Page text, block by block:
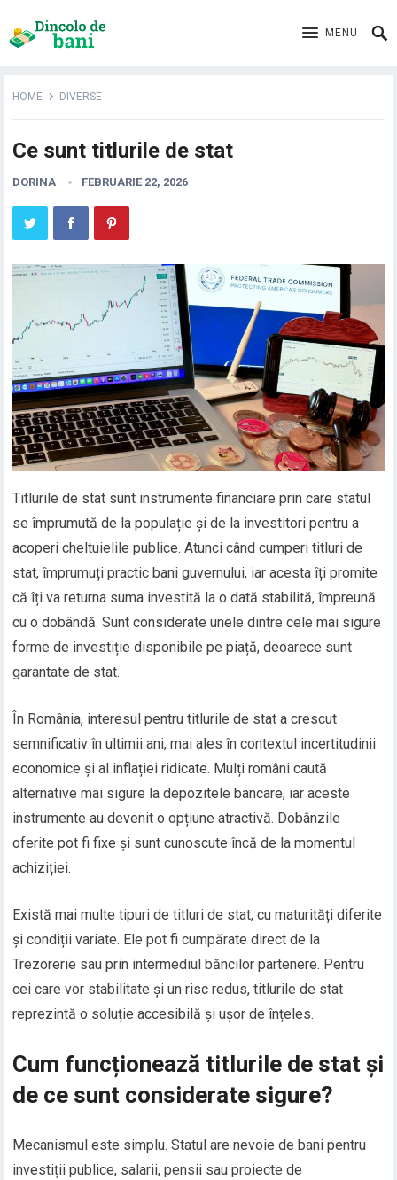
MENU
HOME DIVERSE
Ce sunt titlurile de stat
DORINA FEBRUARIE 22, 2026
Titlurile de stat sunt instrumente financiare prin care statul
se împrumută de la populație și de la investitori pentru a
acoperi cheltuielile publice. Atunci când cumperi titluri de
stat, împrumuți practic bani guvernului, iar acesta îți promite
că îți va returna suma investită la o dată stabilită, împreună
cu o dobândă. Sunt considerate unele dintre cele mai sigure
forme de investiție disponibile pe piață, deoarece sunt
garantate de stat.
În România, interesul pentru titlurile de stat a crescut
semnificativ în ultimii ani, mai ales în contextul incertitudinii
economice și al inflației ridicate. Mulți români caută
alternative mai sigure la depozitele bancare, iar aceste
instrumente au devenit o opțiune atractivă. Dobânzile
oferite pot fi fixe și sunt cunoscute încă de la momentul
achiziției.
Există mai multe tipuri de titluri de stat, cu maturități diferite
și condiții variate. Ele pot fi cumpărate direct de la
Trezorerie sau prin intermediul băncilor partenere. Pentru
cei care vor stabilitate și un risc redus, titlurile de stat
reprezintă o soluție accesibilă și ușor de înțeles.
Cum funcționează titlurile de stat și
de ce sunt considerate sigure?
Mecanismul este simplu. Statul are nevoie de bani pentru
investiții publice, salarii, pensii sau proiecte de